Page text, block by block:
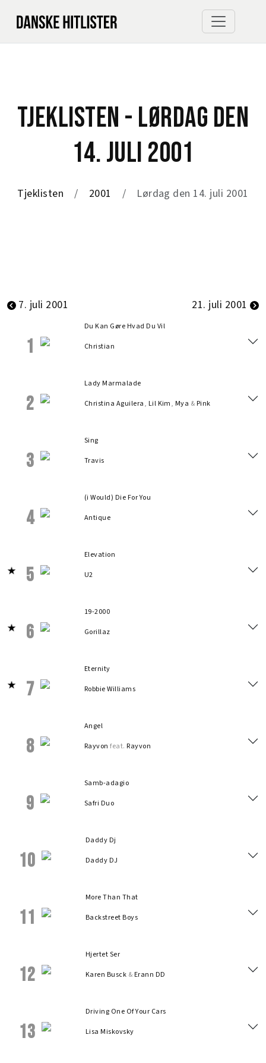
TJEKLISTEN - LØRDAG DEN
14. JULI 2001
Tjeklisten 2001 Lørdag den 14. juli 2001
7. juli 2001 21. juli 2001
1
Du Kan Gøre Hvad Du Vil
Christian
2
Lady Marmalade
Christina Aguilera, Lil Kim, Mya & Pink
3
Sing
Travis
4
(i Would) Die For You
Antique
5
Elevation
U2
6
19-2000
Gorillaz
7
Eternity
Robbie Williams
8
Angel
Rayvon feat. Rayvon
9
Samb-adagio
Safri Duo
10
Daddy Dj
Daddy DJ
11
More Than That
Backstreet Boys
12
Hjertet Ser
Karen Busck & Erann DD
13
Driving One Of Your Cars
Lisa Miskovsky